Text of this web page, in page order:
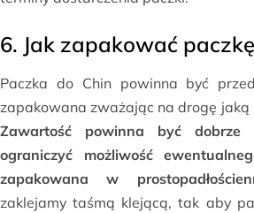
6. Jak zapakować
Paczka do Chin powinna być
zapakowana zważając na drogę jaką
Zawartość powinna być dobrze
ograniczyć możliwość
zapakowana w
zaklejamy taśmą klejącą, tak aby